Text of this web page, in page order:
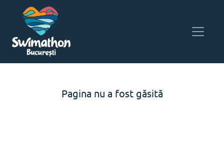
Pagina nu a fost găsită